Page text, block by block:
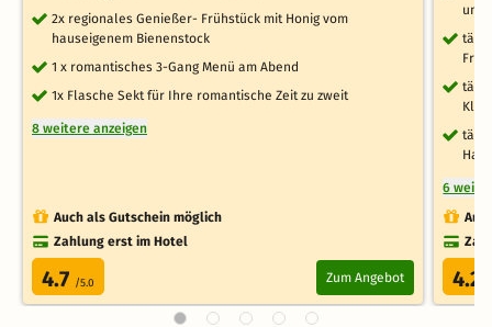
2x regionales Genießer- Frühstück mit Honig vom
hauseigenem Bienenstock
1 x romantisches 3-Gang Menü am Abend
1x Flasche Sekt für Ihre romantische Zeit zu zweit
8 weitere anzeigen
Auch als Gutschein möglich
Zahlung erst im Hotel
4.7 /5.0 Zum Angebot
6
4.2